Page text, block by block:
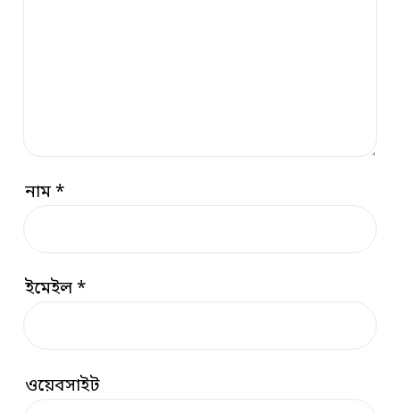
নাম*
ইমেইল*
ওয়েবসাইট